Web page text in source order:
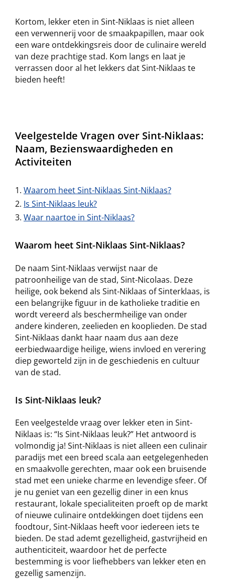
Kortom, lekker eten in Sint-Niklaas is niet alleen
een verwennerij voor de smaakpapillen, maar ook
een ware ontdekkingsreis door de culinaire wereld
van deze prachtige stad. Kom langs en laat je
verrassen door al het lekkers dat Sint-Niklaas te
bieden heeft!
Veelgestelde Vragen over Sint-Niklaas:
Naam, Bezienswaardigheden en
Activiteiten
Waarom heet Sint-Niklaas Sint-Niklaas?
Is Sint-Niklaas leuk?
Waar naartoe in Sint-Niklaas?
Waarom heet Sint-Niklaas Sint-Niklaas?
De naam Sint-Niklaas verwijst naar de
patroonheilige van de stad, Sint-Nicolaas. Deze
heilige, ook bekend als Sint-Niklaas of Sinterklaas, is
een belangrijke figuur in de katholieke traditie en
wordt vereerd als beschermheilige van onder
andere kinderen, zeelieden en kooplieden. De stad
Sint-Niklaas dankt haar naam dus aan deze
eerbiedwaardige heilige, wiens invloed en verering
diep geworteld zijn in de geschiedenis en cultuur
van de stad.
Is Sint-Niklaas leuk?
Een veelgestelde vraag over lekker eten in Sint-
Niklaas is: “Is Sint-Niklaas leuk?” Het antwoord is
volmondig ja! Sint-Niklaas is niet alleen een culinair
paradijs met een breed scala aan eetgelegenheden
en smaakvolle gerechten, maar ook een bruisende
stad met een unieke charme en levendige sfeer. Of
je nu geniet van een gezellig diner in een knus
restaurant, lokale specialiteiten proeft op de markt
of nieuwe culinaire ontdekkingen doet tijdens een
foodtour, Sint-Niklaas heeft voor iedereen iets te
bieden. De stad ademt gezelligheid, gastvrijheid en
authenticiteit, waardoor het de perfecte
bestemming is voor liefhebbers van lekker eten en
gezellig samenzijn.